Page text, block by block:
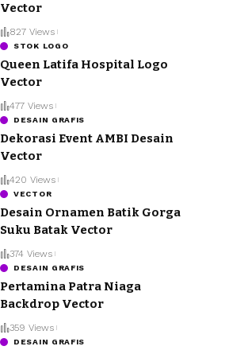
Vector
827 Views
STOK LOGO
Queen Latifa Hospital Logo
Vector
477 Views
DESAIN GRAFIS
Dekorasi Event AMBI Desain
Vector
420 Views
VECTOR
Desain Ornamen Batik Gorga
Suku Batak Vector
374 Views
DESAIN GRAFIS
Pertamina Patra Niaga
Backdrop Vector
359 Views
DESAIN GRAFIS